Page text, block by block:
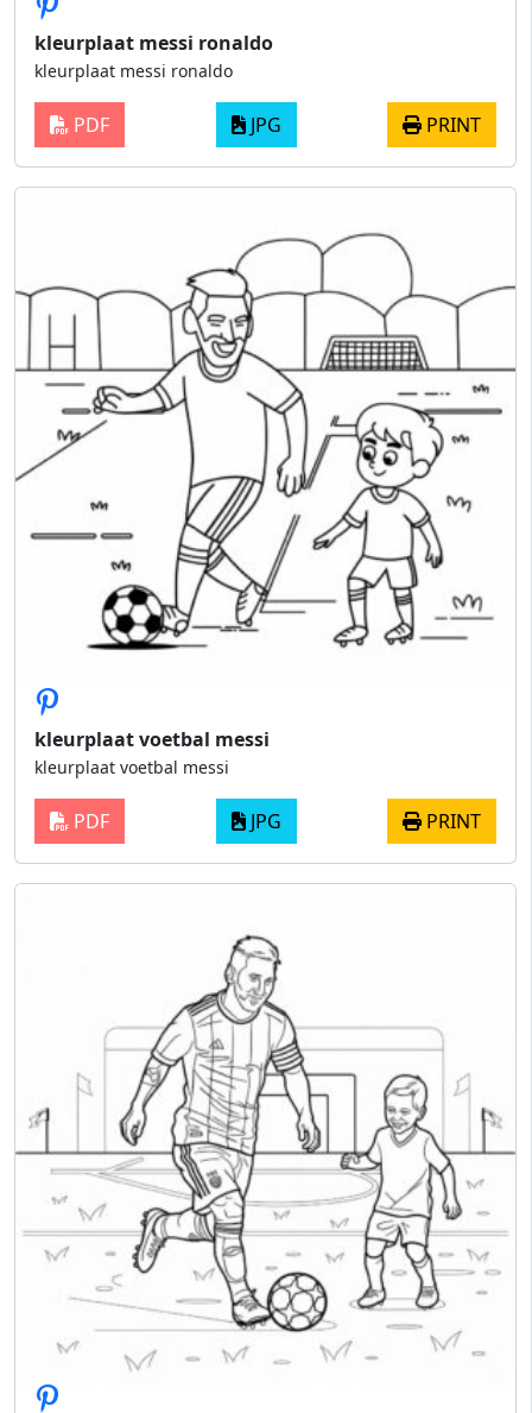
kleurplaat messi ronaldo
kleurplaat messi ronaldo
PDF JPG PRINT
kleurplaat voetbal messi
kleurplaat voetbal messi
PDF JPG PRINT